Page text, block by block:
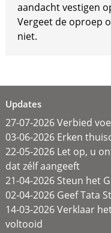
aandacht vestigen
Vergeet de oproep
niet.
Updates
27-07-2026 Verbied
03-06-2026 Erken
22-05-2026 Let op, u
dat zélf aangeeft
21-04-2026 Steun het
02-04-2026 Geef Tata
14-03-2026 Verklaar
voltooid